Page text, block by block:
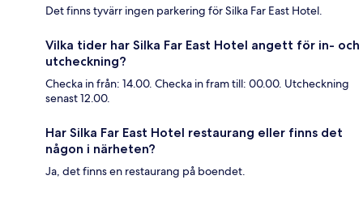
Det finns tyvärr ingen parkering för Silka Far East Hotel.
Vilka tider har Silka Far East Hotel angett för in- och
utcheckning?
Checka in från: 14.00. Checka in fram till: 00.00. Utcheckning
senast 12.00.
Har Silka Far East Hotel restaurang eller finns det
någon i närheten?
Ja, det finns en restaurang på boendet.